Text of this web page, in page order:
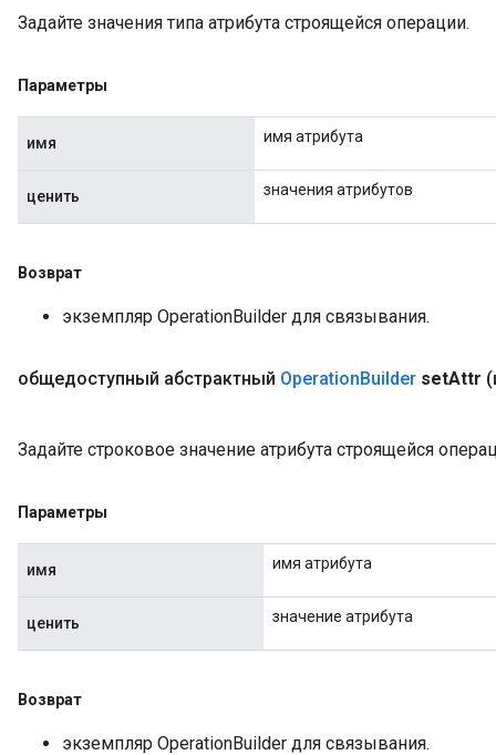
Задайте значения типа атрибута строящейся операции.
Параметры
имя имя атрибута
ценить значения атрибутов
Возврат
экземпляр OperationBuilder для связывания.
общедоступный абстрактный OperationBuilder setAttr
Задайте строковое значение атрибута строящейся
Параметры
имя имя атрибута
ценить значение атрибута
Возврат
экземпляр OperationBuilder для связывания.